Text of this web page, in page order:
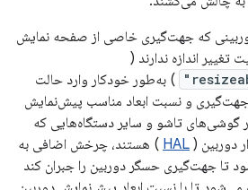
دوربینی که جهت‌گیری خاصی از صفحه نمایش
اندازه ندارند (
) به‌طور خودکار وارد حالت
و نسبت ابعاد مناسب پیش‌نمایش
گوشی‌های تاشو و سایر دستگاه‌هایی که
دوربین ( HAL ) هستند، چرخش اضافی به
تا جهت‌گیری حسگر دوربین را جبران کند